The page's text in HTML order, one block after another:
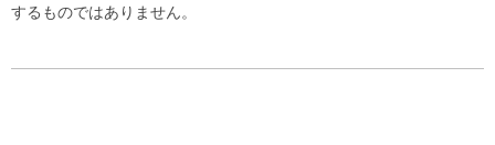
するものではありません。